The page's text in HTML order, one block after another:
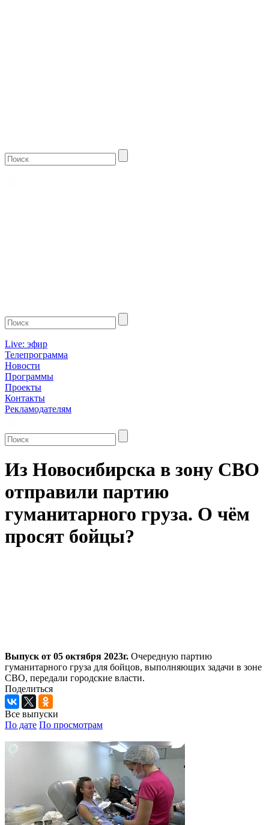
Live: эфир
Телепрограмма
Новости
Программы
Проекты
Контакты
Рекламодателям
Из Новосибирска в зону СВО
отправили партию
гуманитарного груза. О чём
просят бойцы?
Выпуск от 05 октября 2023г. Очередную партию
гуманитарного груза для бойцов, выполняющих задачи в зоне
СВО, передали городские власти.
Поделиться
Все выпуски
По дате По просмотрам